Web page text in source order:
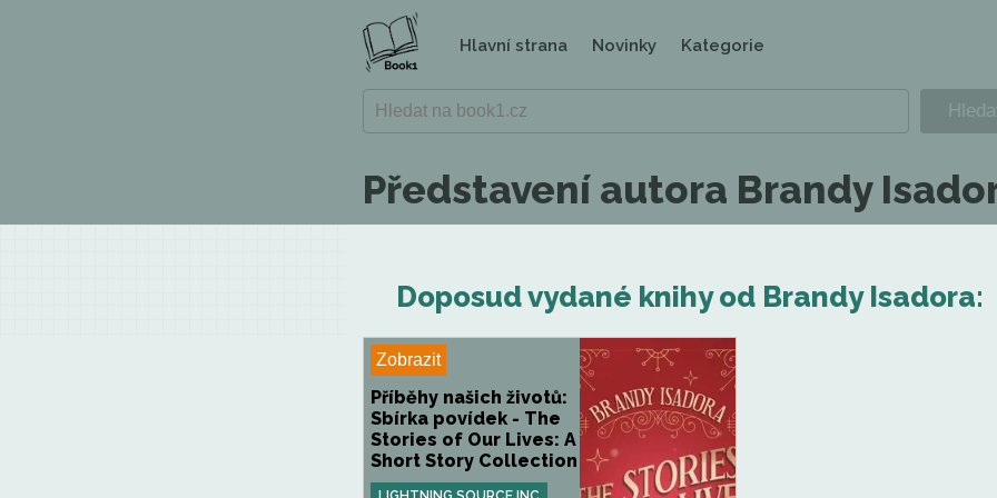
Hlavní strana Novinky Kategorie
Představení autora Brandy
Doposud vydané knihy od Brandy Isadora:
Zobrazit
Příběhy našich životů:
Sbírka povídek - The
Stories of Our Lives: A
Short Story Collection